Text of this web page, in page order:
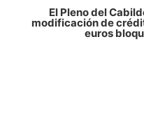
El Pleno del
modificación de
euros